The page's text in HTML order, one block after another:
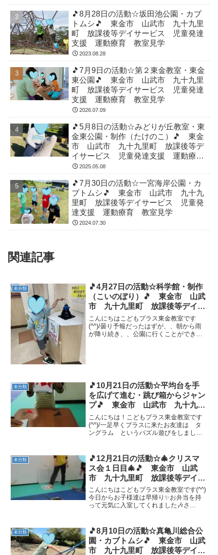
🎵8月28日の活動☆坂田池公園・カブ
トムシ🎵 東金市 山武市 九十九里
町 放課後等デイサービス 児童発達
支援 運動療育 教室見学
2023.08.28
🎵7月9日の活動☆第２東金教室・東金
東公園🎵 東金市 山武市 九十九里
町 放課後等デイサービス 児童発達
支援 運動療育 教室見学
2026.07.09
🎵5月8日の活動☆みどりが丘教室・東
金東公園・制作（たけのこ）🎵 東金
市 山武市 九十九里町 放課後等デ
イサービス 児童発達支援 運動療
育 教室見学
2025.05.08
🎵7月30日の活動☆一宮海岸公園・カ
ブトムシ🎵 東金市 山武市 九十九
里町 放課後等デイサービス 児童発
達支援 運動療育 教室見学
2024.07.30
関連記事
未分類
🎵4月27日の活動☆科学館・制作
（こいのぼり）🎵 東金市 山武
市 九十九里町 放課後等デイサ
ービス 児童発達支援 運動療
育 教室見学
こんにちはこどもプラス東金教室です
(^^)/曇り予報だったはずが、、朝から雨
が降り続き、、公園に行くことができな
未分類
🎵10月21日の活動☆平均台を手
を広げて進む・跳び箱からジャン
プ🎵 東金市 山武市 九十九里
町 放課後等デイサービス 児童
発達支援 運動療育 教室見学
児童発達相談
こんにちは！こどもプラス東金教室です
(^^)/一足早くプラスに来たお友達は タ
ングラム というパズル遊びをしました
て取り組みました！！自由時間になって
も色々な形に挑戦...
未分類
🎵12月21日の活動☆🎄クリスマ
ス会１日目🎄🎵 東金市 山武
市 九十九里町 放課後等デイサ
ービス 児童発達支援 運動療
育 教室見学
こんにちはこどもプラス東金教室です(^^)
今日からお子様達は早帰り✨お弁当を持
って元気に入室してくれました🎶さ
した🎶輪を入れたいコーンを選び、輪が
入ったら書いてある点数...
未分類
🎵8月10日の活動☆真亀川総合公
園・カブトムシ🎵 東金市 山武
市 九十九里町 放課後等デイサ